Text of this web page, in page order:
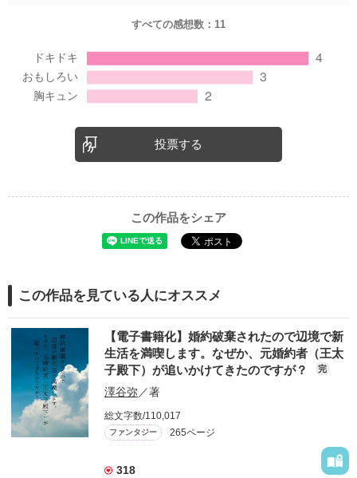
すべての感想数： 11
投票する
この作品をシェア
この作品を見ている人にオススメ
【電子書籍化】婚約破棄されたので辺境で新
生活を満喫します。なぜか、元婚約者（王太
子殿下）が追いかけてきたのですが？
完
澤谷弥／著
総文字数/110,017
ファンタジー 265ページ
318